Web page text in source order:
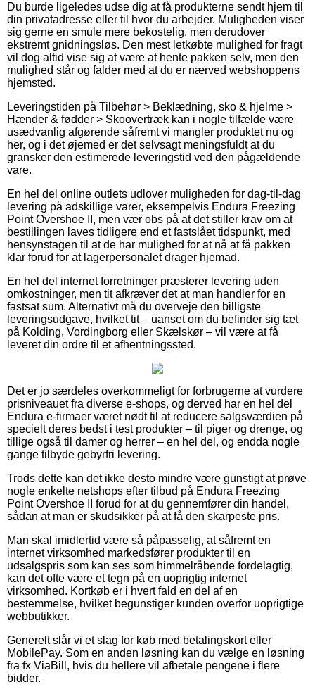
Du burde ligeledes udse dig at få produkterne sendt hjem til
din privatadresse eller til hvor du arbejder. Muligheden viser
sig gerne en smule mere bekostelig, men derudover
ekstremt gnidningsløs. Den mest letkøbte mulighed for fragt
vil dog altid vise sig at være at hente pakken selv, men den
mulighed står og falder med at du er nærved webshoppens
hjemsted.
Leveringstiden på Tilbehør > Beklædning, sko & hjelme >
Hænder & fødder > Skoovertræk kan i nogle tilfælde være
usædvanlig afgørende såfremt vi mangler produktet nu og
her, og i det øjemed er det selvsagt meningsfuldt at du
gransker den estimerede leveringstid ved den pågældende
vare.
En hel del online outlets udlover muligheden for dag-til-dag
levering på adskillige varer, eksempelvis Endura Freezing
Point Overshoe II, men vær obs på at det stiller krav om at
bestillingen laves tidligere end et fastslået tidspunkt, med
hensynstagen til at de har mulighed for at nå at få pakken
klar forud for at lagerpersonalet drager hjemad.
En hel del internet forretninger præsterer levering uden
omkostninger, men tit afkræver det at man handler for en
fastsat sum. Alternativt må du overveje den billigste
leveringsudgave, hvilket tit – uanset om du befinder sig tæt
på Kolding, Vordingborg eller Skælskør – vil være at få
leveret din ordre til et afhentningssted.
Det er jo særdeles overkommeligt for forbrugerne at vurdere
prisniveauet fra diverse e-shops, og derved har en hel del
Endura e-firmaer været nødt til at reducere salgsværdien på
specielt deres bedst i test produkter – til piger og drenge, og
tillige også til damer og herrer – en hel del, og endda nogle
gange tilbyde gebyrfri levering.
Trods dette kan det ikke desto mindre være gunstigt at prøve
nogle enkelte netshops efter tilbud på Endura Freezing
Point Overshoe II forud for at du gennemfører din handel,
sådan at man er skudsikker på at få den skarpeste pris.
Man skal imidlertid være så påpasselig, at såfremt en
internet virksomhed markedsfører produkter til en
udsalgspris som kan ses som himmelråbende fordelagtig,
kan det ofte være et tegn på en uoprigtig internet
virksomhed. Kortkøb er i hvert fald en del af en
bestemmelse, hvilket begunstiger kunden overfor uoprigtige
webbutikker.
Generelt slår vi et slag for køb med betalingskort eller
MobilePay. Som en anden løsning kan du vælge en løsning
fra fx ViaBill, hvis du hellere vil afbetale pengene i flere
bidder.